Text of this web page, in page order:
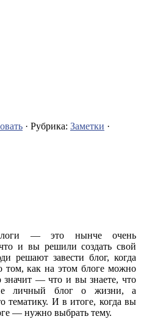
· Рубрика: Заметки ·
— это нынче очень
и вы решили создать свой
решают завести блог, когда
том, как на этом блоге можно
значит — что и вы знаете, что
личный блог о жизни, а
тематику. И в итоге, когда вы
— нужно выбрать тему.